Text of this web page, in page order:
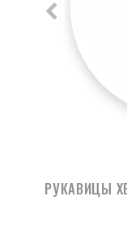
РУКАВИЦЫ